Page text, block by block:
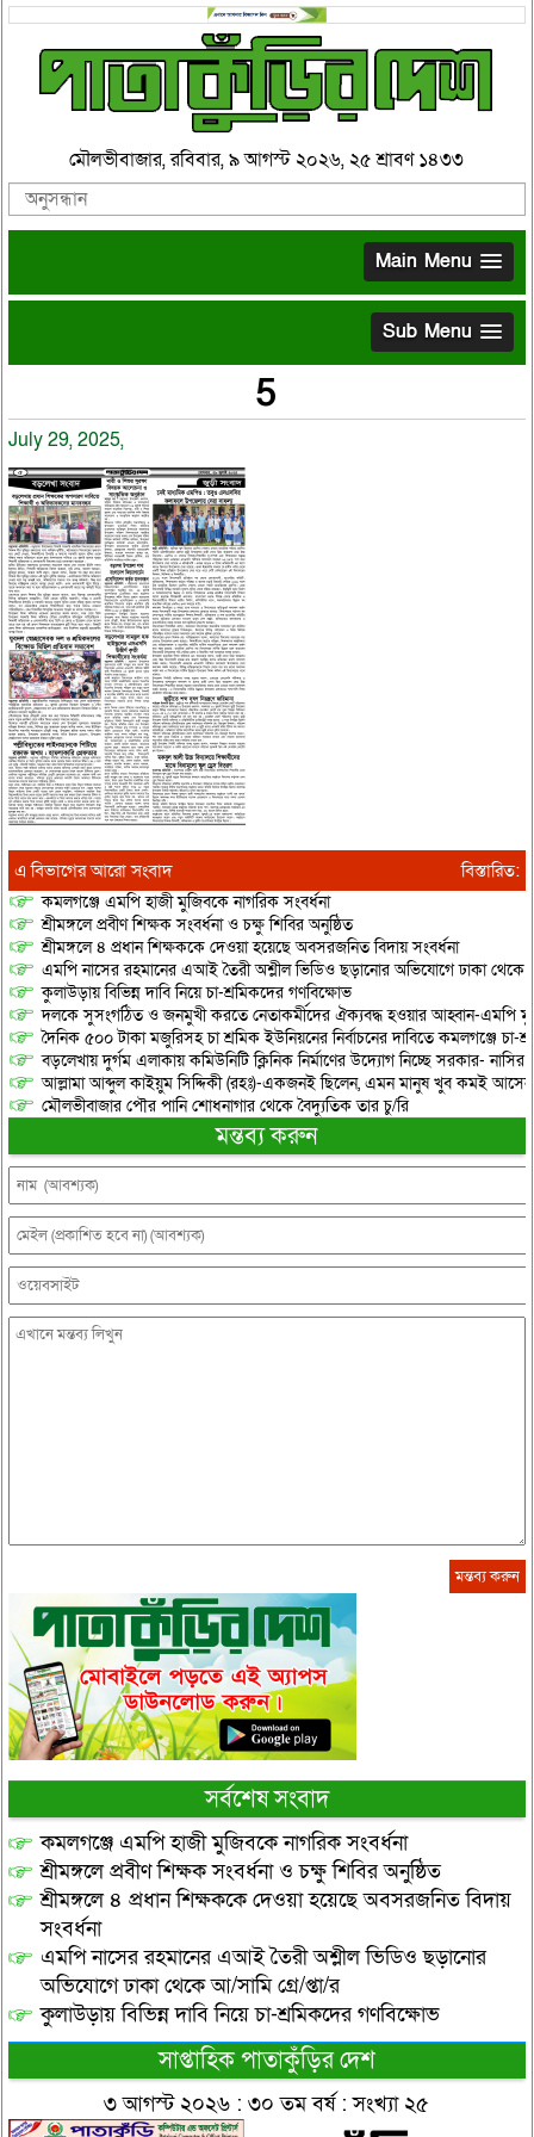
মৌলভীবাজার, রবিবার, ৯ আগস্ট ২০২৬, ২৫ শ্রাবণ ১৪৩৩
Main Menu
Sub Menu
5
July 29, 2025,
এ বিভাগের আরো সংবাদ বিস্তারিত:
কমলগঞ্জে এমপি হাজী মুজিবকে নাগরিক সংবর্ধনা
শ্রীমঙ্গলে প্রবীণ শিক্ষক সংবর্ধনা ও চক্ষু শিবির অনুষ্ঠিত
শ্রীমঙ্গলে ৪ প্রধান শিক্ষককে দেওয়া হয়েছে অবসরজনিত বিদায় সংবর্ধনা
এমপি নাসের রহমানের এআই তৈরী অশ্লীল ভিডিও ছড়ানোর অভিযোগে ঢাকা থেকে
কুলাউড়ায় বিভিন্ন দাবি নিয়ে চা-শ্রমিকদের গণবিক্ষোভ
দলকে সুসংগঠিত ও জনমুখী করতে নেতাকর্মীদের ঐক্যবদ্ধ হওয়ার আহ্বান-এমপি
দৈনিক ৫০০ টাকা মজুরিসহ চা শ্রমিক ইউনিয়নের নির্বাচনের দাবিতে কমলগঞ্জে চা-
বড়লেখায় দুর্গম এলাকায় কমিউনিটি ক্লিনিক নির্মাণের উদ্যোগ নিচ্ছে সরকার-
আল্লামা আব্দুল কাইয়ুম সিদ্দিকী (রহঃ)-একজনই ছিলেন, এমন মানুষ খুব কমই আসেন
মৌলভীবাজার পৌর পানি শোধনাগার থেকে বৈদ্যুতিক তার চু/রি
মন্তব্য করুন
সর্বশেষ সংবাদ
কমলগঞ্জে এমপি হাজী মুজিবকে নাগরিক সংবর্ধনা
শ্রীমঙ্গলে প্রবীণ শিক্ষক সংবর্ধনা ও চক্ষু শিবির অনুষ্ঠিত
শ্রীমঙ্গলে ৪ প্রধান শিক্ষককে দেওয়া হয়েছে অবসরজনিত বিদায়
সংবর্ধনা
এমপি নাসের রহমানের এআই তৈরী অশ্লীল ভিডিও ছড়ানোর
অভিযোগে ঢাকা থেকে আ/সামি গ্রে/প্তা/র
কুলাউড়ায় বিভিন্ন দাবি নিয়ে চা-শ্রমিকদের গণবিক্ষোভ
সাপ্তাহিক পাতাকুঁড়ির দেশ
৩ আগস্ট ২০২৬ : ৩০ তম বর্ষ : সংখ্যা ২৫